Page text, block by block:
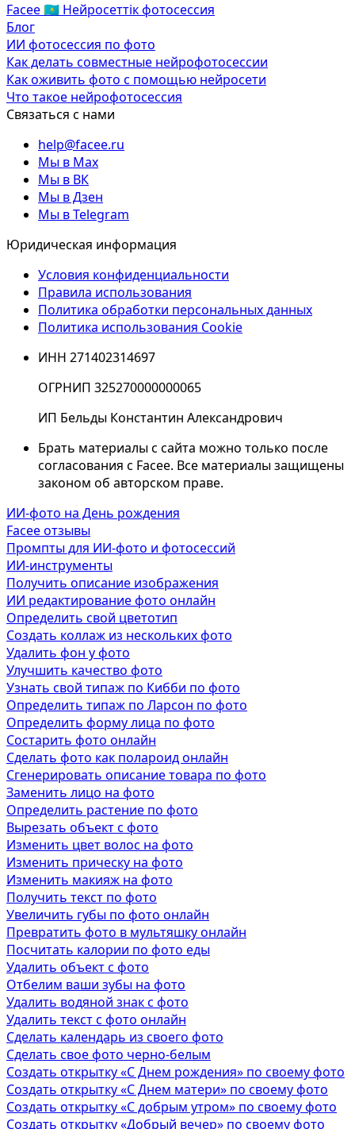
Facee🇰🇿 Нейросеттік фотосессия
Блог
ИИ фотосессия по фото
Как делать совместные нейрофотосессии
Как оживить фото с помощью нейросети
Что такое нейрофотосессия
Связаться с нами
help@facee.ru
Мы в Max
Мы в ВК
Мы в Дзен
Мы в Telegram
Юридическая информация
Условия конфиденциальности
Правила использования
Политика обработки персональных данных
Политика использования Cookie
ИНН 271402314697
ОГРНИП 325270000000065
ИП Бельды Константин Александрович
Брать материалы с сайта можно только после
согласования с Facee. Все материалы защищены
законом об авторском праве.
ИИ-фото на День рождения
Facee отзывы
Промпты для ИИ-фото и фотосессий
ИИ-инструменты
Получить описание изображения
ИИ редактирование фото онлайн
Определить свой цветотип
Создать коллаж из нескольких фото
Удалить фон у фото
Улучшить качество фото
Узнать свой типаж по Кибби по фото
Определить типаж по Ларсон по фото
Определить форму лица по фото
Состарить фото онлайн
Сделать фото как полароид онлайн
Сгенерировать описание товара по фото
Заменить лицо на фото
Определить растение по фото
Вырезать объект с фото
Изменить цвет волос на фото
Изменить прическу на фото
Изменить макияж на фото
Получить текст по фото
Увеличить губы по фото онлайн
Превратить фото в мультяшку онлайн
Посчитать калории по фото еды
Удалить объект с фото
Отбелим ваши зубы на фото
Удалить водяной знак с фото
Удалить текст с фото онлайн
Сделать календарь из своего фото
Сделать свое фото черно-белым
Создать открытку «С Днем рождения» по своему фото
Создать открытку «С Днем матери» по своему фото
Создать открытку «С добрым утром» по своему фото
Создать открытку «Добрый вечер» по своему фото